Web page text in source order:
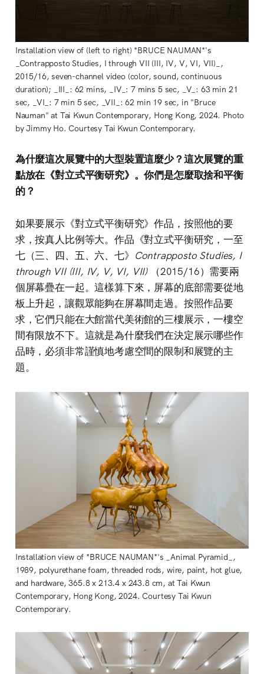
Installation view of (left to right) *BRUCE NAUMAN*'s
_Contrapposto Studies, I through VII (III, IV, V, VI, VII)_,
2015/16, seven-channel video (color, sound, continuous
duration); _III_: 62 mins, _IV_: 7 mins 5 sec, _V_: 63 min 21
sec, _VI_: 7 min 5 sec, _VII_: 62 min 19 sec, in "Bruce
Nauman" at Tai Kwun Contemporary, Hong Kong, 2024. Photo
by Jimmy Ho. Courtesy Tai Kwun Contemporary.
為什麼這次展覽中的大型裝置這麼少？這次展覽的重
點放在《對立式平衡研究》。你們是怎麼取捨和平衡
的？
如果要展示《對立式平衡研究》作品，按照他的要
求，按真人比例等大。作品《對立式平衡研究，一至
七（三、四、五、六、七》 Contrapposto Studies, I
through VII (III, IV, V, VI, VII)
（2015/16）需要兩
個屏幕疊在一起。這樣算下來，屏幕的底部需要從地
板上升起，讓觀眾能夠在屏幕間走過。按照作品要
求，它們只能在大館當代美術館的三樓展示，一樓空
間有限放不下。這就是為什麼我們在決定展示哪些作
品時，必須非常謹慎地考慮空間的限制和展覽的主
題。
Installation view of *BRUCE NAUMAN*'s _Animal Pyramid_,
1989, polyurethane foam, threaded rods, wire, paint, hot glue,
and hardware, 365.8 x 213.4 x 243.8 cm, at Tai Kwun
Contemporary, Hong Kong, 2024. Courtesy Tai Kwun
Contemporary.